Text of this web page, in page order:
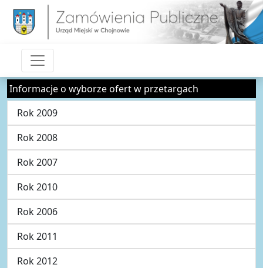
Informacje o wyborze ofert w przetargach
Rok 2009
Rok 2008
Rok 2007
Rok 2010
Rok 2006
Rok 2011
Rok 2012